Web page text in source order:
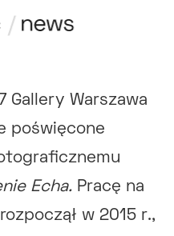
Gallery Warszawa
poświęcone
Echa. Pracę na
w 2015 r.,